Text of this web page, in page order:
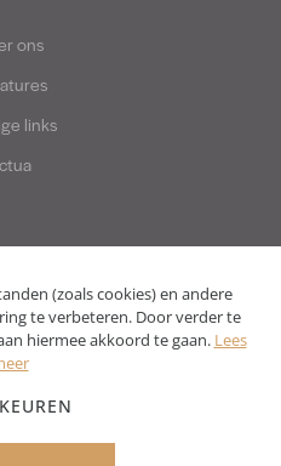
ons
links
Disclaimer
Two Impress
(zoals cookies) en andere
te verbeteren. Door verder te
hiermee akkoord te gaan. Lees